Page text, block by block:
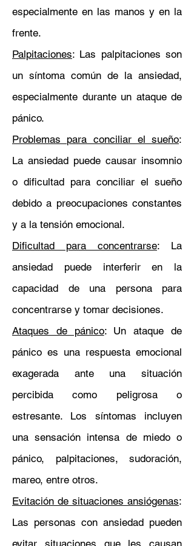
especialmente en las manos y en la
frente.
Palpitaciones: Las palpitaciones son
un síntoma común de la ansiedad,
especialmente durante un ataque de
pánico.
Problemas para conciliar el sueño:
La ansiedad puede causar insomnio
o dificultad para conciliar el sueño
debido a preocupaciones constantes
y a la tensión emocional.
Dificultad para concentrarse: La
ansiedad puede interferir en la
capacidad de una persona para
concentrarse y tomar decisiones.
Ataques de pánico: Un ataque de
pánico es una respuesta emocional
exagerada ante una situación
percibida como peligrosa o
estresante. Los síntomas incluyen
una sensación intensa de miedo o
pánico, palpitaciones, sudoración,
mareo, entre otros.
Evitación de situaciones ansiógenas:
Las personas con ansiedad pueden
evitar situaciones que les causan